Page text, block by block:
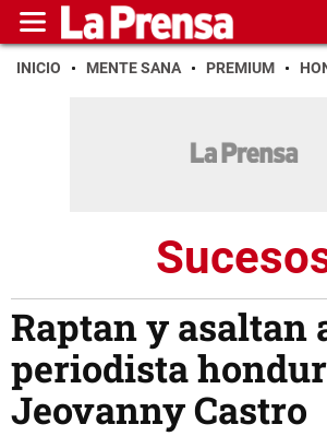
INICIO MENTE SANA PREMIUM
Raptan y asaltan
periodista
Jeovanny Castro